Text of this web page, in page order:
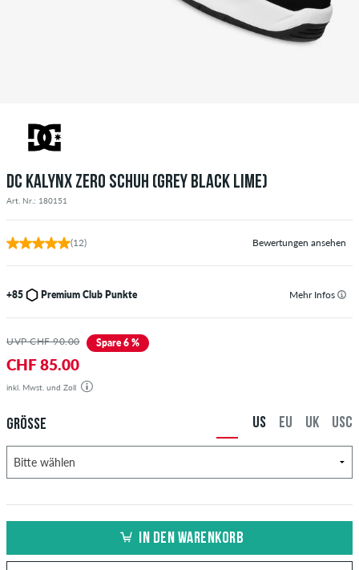
DC KALYNX ZERO SCHUH (GREY BLACK LIME)
Art. Nr.: 180151
(12) Bewertungen ansehen
+85 Premium Club Punkte Mehr Infos
UVP CHF 90.00 Spare 6 %
CHF 85.00
inkl. Mwst. und Zoll
GRÖSSE USC
UK
EU
US
IN DEN WARENKORB